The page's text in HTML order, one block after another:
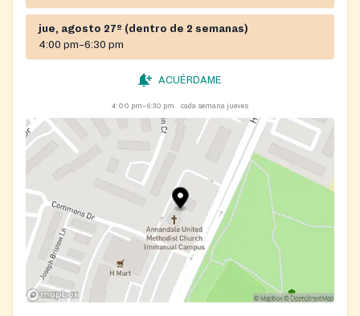
jue, agosto 27º (dentro de 2 semanas)
4:00 pm–6:30 pm
ACUÉRDAME
4:00 pm–6:30 pm cada semana jueves